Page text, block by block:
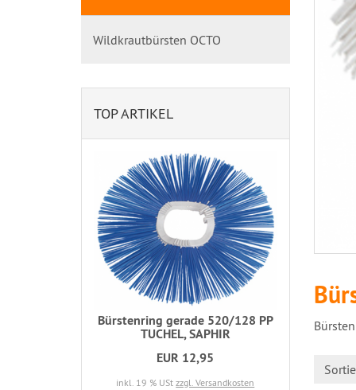
Wildkrautbürsten OCTO
TOP ARTIKEL
Bürstenring gerade 520/128 PP
TUCHEL, SAPHIR
EUR 12,95
inkl. 19 % UStzzgl. Versandkosten